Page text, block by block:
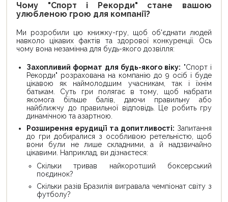
Чому "Спорт і Рекорди" стане вашою
улюбленою грою для компанії?
Ми розробили цю книжку-гру, щоб об'єднати людей
навколо цікавих фактів та здорової конкуренції. Ось
чому вона незамінна для будь-якого дозвілля:
Захопливий формат для будь-якого віку: "Спорт і
Рекорди" розрахована на компанію до 9 осіб і буде
цікавою як наймолодшим учасникам, так і їхнім
батькам. Суть гри полягає в тому, щоб набрати
якомога більше балів, даючи правильну або
найближчу до правильної відповідь. Це робить гру
динамічною та азартною.
Розширення ерудиції та допитливості: Запитання
до гри добиралися з особливою ретельністю, щоб
вони були не лише складними, а й надзвичайно
цікавими. Наприклад, ви дізнаєтеся:
Скільки тривав найкоротший боксерський
поєдинок?
Скільки разів Бразилія вигравала чемпіонат світу з
футболу?